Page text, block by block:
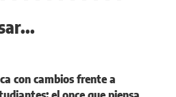
con cambios frente a